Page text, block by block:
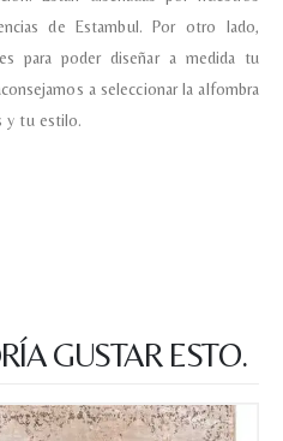
de Estambul. Por otro lado,
para poder diseñar a medida tu
a seleccionar la alfombra
y tu estilo.
GUSTAR ESTO.
a mi petición.